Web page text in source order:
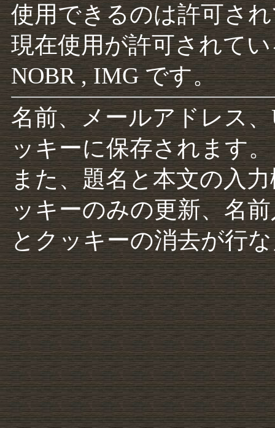
使用できるのは許可さ
現在使用が許可されて
NOBR , IMG です。
名前、メールアドレス
ッキーに保存されます。
また、題名と本文の入
ッキーのみの更新、名
とクッキーの消去が行